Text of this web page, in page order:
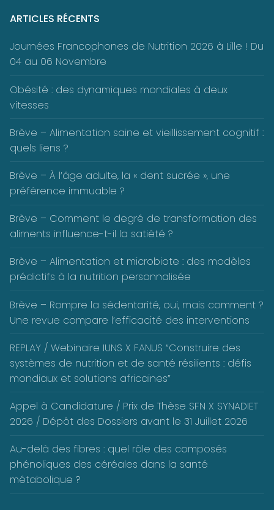
ARTICLES RÉCENTS
Journées Francophones de Nutrition 2026 à Lille ! Du
04 au 06 Novembre
Obésité : des dynamiques mondiales à deux
vitesses
Brève – Alimentation saine et vieillissement cognitif :
quels liens ?
Brève – À l’âge adulte, la « dent sucrée », une
préférence immuable ?
Brève – Comment le degré de transformation des
aliments influence-t-il la satiété ?
Brève – Alimentation et microbiote : des modèles
prédictifs à la nutrition personnalisée
Brève – Rompre la sédentarité, oui, mais comment ?
Une revue compare l’efficacité des interventions
REPLAY / Webinaire IUNS X FANUS “Construire des
systèmes de nutrition et de santé résilients : défis
mondiaux et solutions africaines”
Appel à Candidature / Prix de Thèse SFN X SYNADIET
2026 / Dépôt des Dossiers avant le 31 Juillet 2026
Au-delà des fibres : quel rôle des composés
phénoliques des céréales dans la santé
métabolique ?